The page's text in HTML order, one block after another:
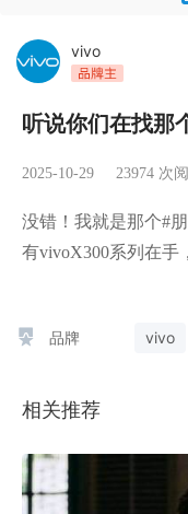
vivo
听说你们在找那
2025-10-29 23974 次
没错！我就是那个#
有vivoX300系列在手
品牌 vivo
相关推荐